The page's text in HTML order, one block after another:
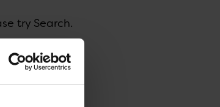
try Search.